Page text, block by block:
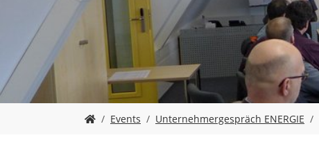
o
Events Unternehmergespräch ENERGIE